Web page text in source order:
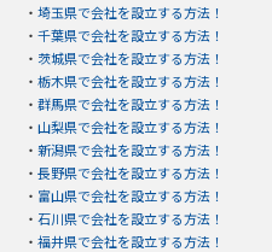
・ 埼玉県で会社を設立する方法！
・ 千葉県で会社を設立する方法！
・ 茨城県で会社を設立する方法！
・ 栃木県で会社を設立する方法！
・ 群馬県で会社を設立する方法！
・ 山梨県で会社を設立する方法！
・ 新潟県で会社を設立する方法！
・ 長野県で会社を設立する方法！
・ 富山県で会社を設立する方法！
・ 石川県で会社を設立する方法！
・ 福井県で会社を設立する方法！